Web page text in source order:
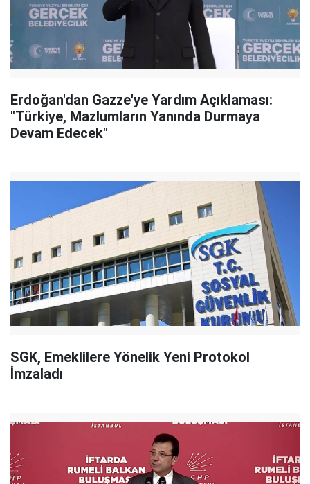
Erdoğan'dan Gazze'ye Yardım Açıklaması:
"Türkiye, Mazlumların Yanında Durmaya
Devam Edecek"
SGK, Emeklilere Yönelik Yeni Protokol
İmzaladı